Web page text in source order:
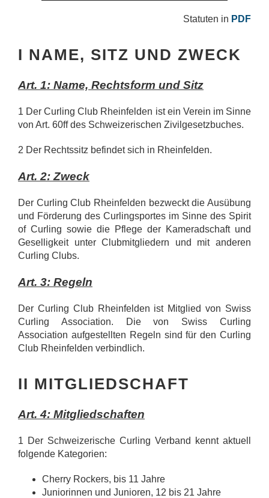
Statuten in PDF
I NAME, SITZ UND ZWECK
Art. 1: Name, Rechtsform und Sitz
1 Der Curling Club Rheinfelden ist ein Verein im Sinne
von Art. 60ff des Schweizerischen Zivilgesetzbuches.
2 Der Rechtssitz befindet sich in Rheinfelden.
Art. 2: Zweck
Der Curling Club Rheinfelden bezweckt die Ausübung
und Förderung des Curlingsportes im Sinne des Spirit
of Curling sowie die Pflege der Kameradschaft und
Geselligkeit unter Clubmitgliedern und mit anderen
Curling Clubs.
Art. 3: Regeln
Der Curling Club Rheinfelden ist Mitglied von Swiss
Curling Association. Die von Swiss Curling
Association aufgestellten Regeln sind für den Curling
Club Rheinfelden verbindlich.
II MITGLIEDSCHAFT
Art. 4: Mitgliedschaften
1 Der Schweizerische Curling Verband kennt aktuell
folgende Kategorien:
Cherry Rockers, bis 11 Jahre
Juniorinnen und Junioren, 12 bis 21 Jahre